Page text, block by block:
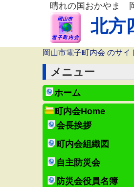
晴れの国おかやま
北方
岡山市電子町内会 のサイ
メニュー
ホーム
町内会Home
会長挨拶
町内会組織図
自主防災会
防災会役員名簿